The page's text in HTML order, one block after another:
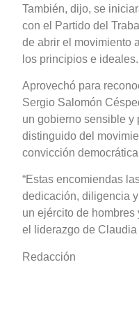
También, dijo, se
con el Partido del
de abrir el movimiento
los principios e ideales.
Aprovechó para
Sergio Salomón
un gobierno sensible y
distinguido del
convicción
“Estas encomiendas
dedicación, diligencia
un ejército de
el liderazgo de Claudia
Redacción